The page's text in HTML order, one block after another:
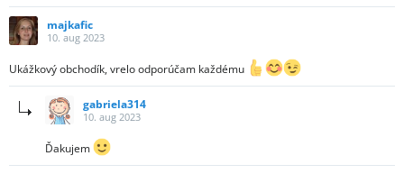
majkafic
10. aug 2023
Ukážkový obchodík, vrelo odporúčam každému
gabriela314
10. aug 2023
Ďakujem